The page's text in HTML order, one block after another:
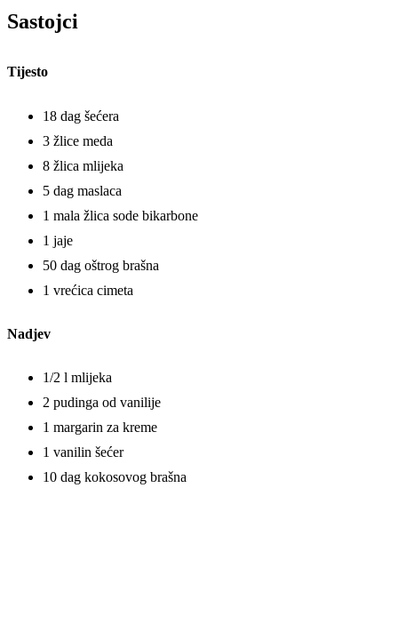
Sastojci
Tijesto
18 dag šećera
3 žlice meda
8 žlica mlijeka
5 dag maslaca
1 mala žlica sode bikarbone
1 jaje
50 dag oštrog brašna
1 vrećica cimeta
Nadjev
1/2 l mlijeka
2 pudinga od vanilije
1 margarin za kreme
1 vanilin šećer
10 dag kokosovog brašna